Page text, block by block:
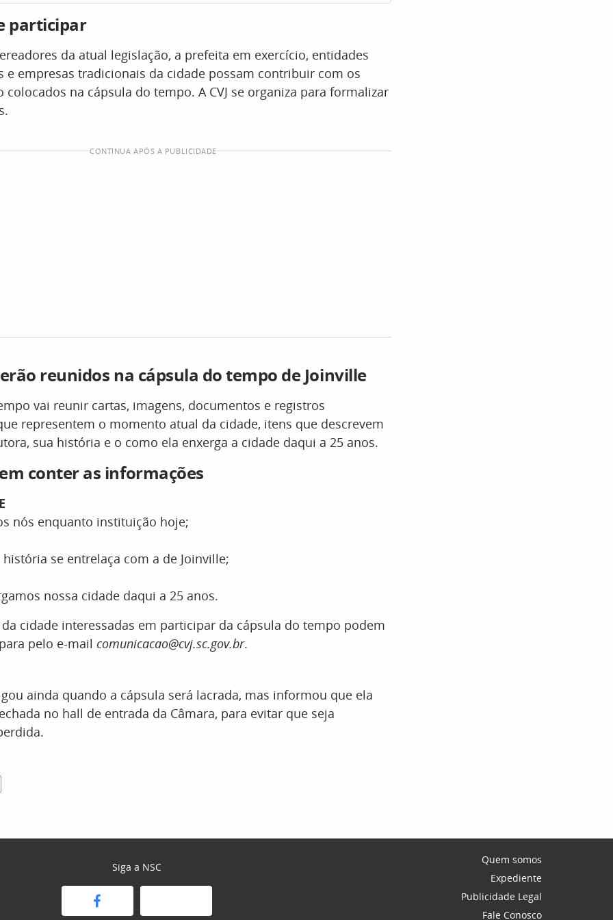
participar
da atual legislação, a prefeita em exercício, entidades
e empresas tradicionais da cidade possam contribuir com os
colocados na cápsula do tempo. A CVJ se organiza para formalizar
CONTINUA APÓS A PUBLICIDADE
reunidos na cápsula do tempo de Joinville
vai reunir cartas, imagens, documentos e registros
representem o momento atual da cidade, itens que descrevem
sua história e o como ela enxerga a cidade daqui a 25 anos.
conter as informações
nós enquanto instituição hoje;
se entrelaça com a de Joinville;
nossa cidade daqui a 25 anos.
cidade interessadas em participar da cápsula do tempo podem
pelo e-mail comunicacao@cvj.sc.gov.br.
ainda quando a cápsula será lacrada, mas informou que ela
no hall de entrada da Câmara, para evitar que seja
Siga a NSC
Quem somos
Expediente
Publicidade Legal
Fale Conosco